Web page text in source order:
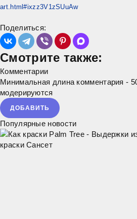
art.html#ixzz3V1zSUuAw
Поделиться:
Смотрите также:
Комментарии
Минимальная длина комментария -
модерируются
ДОБАВИТЬ
Популярные новости